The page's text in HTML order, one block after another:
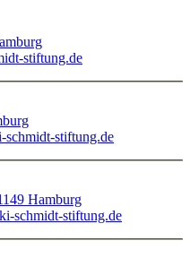
stiftung.de
schmidt-stiftung.de
Hamburg
schmidt-stiftung.de